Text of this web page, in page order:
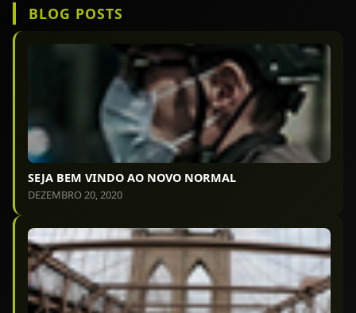
BLOG POSTS
SEJA BEM VINDO AO NOVO NORMAL
DEZEMBRO 20, 2020